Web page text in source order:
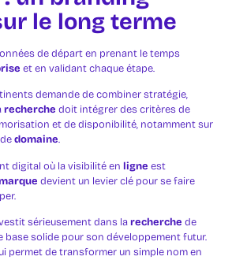
le long terme
de départ en prenant le temps
et en validant chaque étape.
demande de combiner stratégie,
recherche doit intégrer des critères de
et de disponibilité, notamment sur
dedomaine.
digital où la visibilité en ligne est
devient un levier clé pour se faire
sérieusement dans larecherche de
base solide pour son développement futur.
permet de transformer un simple nom en